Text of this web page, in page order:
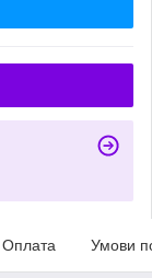
Оплата Умови